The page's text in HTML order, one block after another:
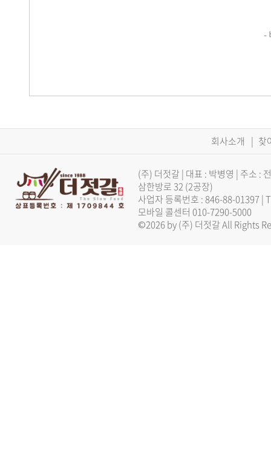
-
회사소개 | 찾
(주) 더젓갈 | 대표 : 박병영 | 주소 :
삼한방로 32 (2공장)
사업자 등록번호 : 846-88-01397 |
모바일 콜센터 010-7290-5000
©2026 by (주) 더젓갈 All Rights